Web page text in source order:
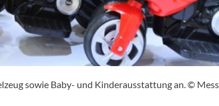
sowie Baby- und Kinderausstattung an. ©